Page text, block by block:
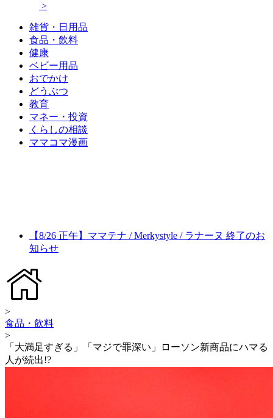
>
雑貨・日用品
食品・飲料
健康
ベビー用品
おでかけ
どうぶつ
教育
マネー・投資
くらしの相談
ママコマ漫画
【8/26 正午】ママテナ / Merkystyle / ラナーヌ 終了のお
知らせ
>
食品・飲料
>
「大満足すぎる」「マジで罪深い」ローソン新商品にハマる
人が続出!?